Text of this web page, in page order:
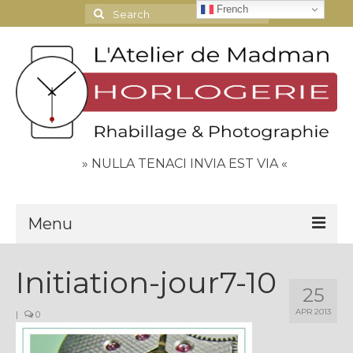
Search
for:
» NULLA TENACI INVIA EST VIA «
Menu
Espace Clients
25
APR 2013
Initiation-jour7-10
| 0
French